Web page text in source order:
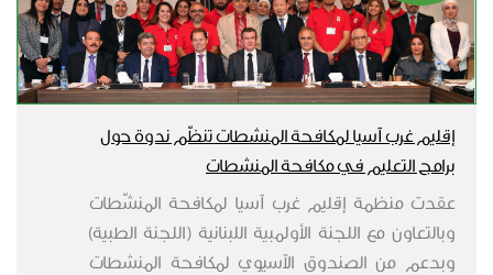
إقليم غرب آسيا لمكافحة المنشطات تنظّم ندوة حول
برامج التعليم في مكافحة المنشطات
عقدت منظمة إقليم غرب آسيا لمكافحة المنشّطات
وبالتعاون مع اللجنة الأولمبية اللبنانية (اللجنة الطبية)
وبدعم من الصندوق الآسيوي لمكافحة المنشطات